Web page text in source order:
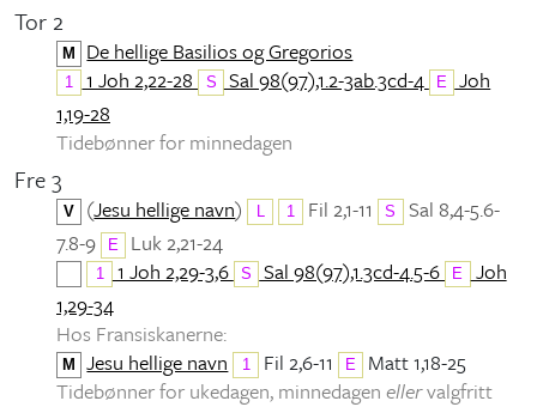
Tor 2
M De hellige Basilios og Gregorios
1 1 Joh 2,22-28 S Sal 98(97),1.2-3ab.3cd-4 E
Joh
1,19-28
Tidebønner for minnedagen
Fre 3
V (Jesu hellige navn) L 1 Fil 2,1-11 S Sal 8,4-5.6-
7.8-9
E Luk 2,21-24
1 1 Joh 2,29-3,6 S Sal 98(97),1.3cd-4.5-6 E Joh
1,29-34
Hos Fransiskanerne:
M Jesu hellige navn 1 Fil 2,6-11 E
Matt 1,18-25
Tidebønner for ukedagen, minnedagen ellervalgfritt